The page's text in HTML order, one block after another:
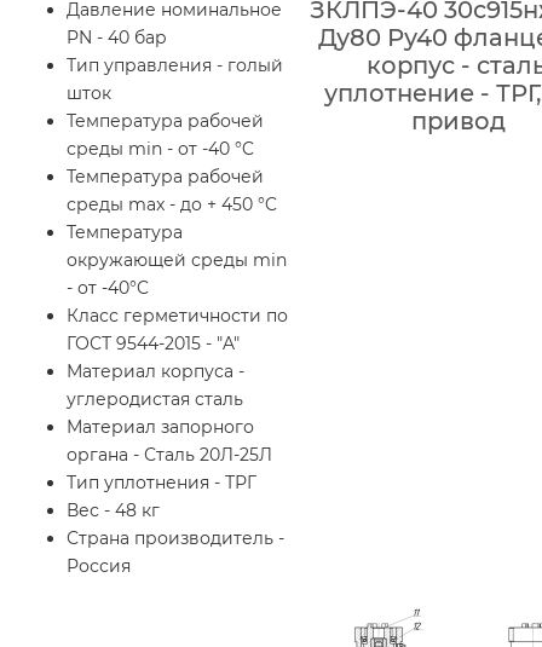
Давление номинальное
PN - 40 бар
Тип управления - голый
шток
Температура рабочей
среды min - от -40 °C
Температура рабочей
среды max - до + 450 °C
Температура
окружающей среды min
- от -40°C
Класс герметичности по
ГОСТ 9544-2015 - "A"
Материал корпуса -
углеродистая сталь
Материал запорного
органа - Сталь 20Л-25Л
Тип уплотнения - ТРГ
Вес - 48 кг
Страна производитель -
Россия
ЗКЛПЭ-40
Ду80 Ру40
корпус -
уплотнение -
привод